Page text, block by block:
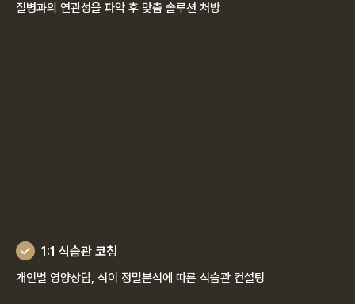
질병과의 연관성을 파악 후 맞춤 솔루션 처방
1:1 식습관 코칭
개인별 영양상담, 식이 정밀분석에 따른 식습관 컨설팅